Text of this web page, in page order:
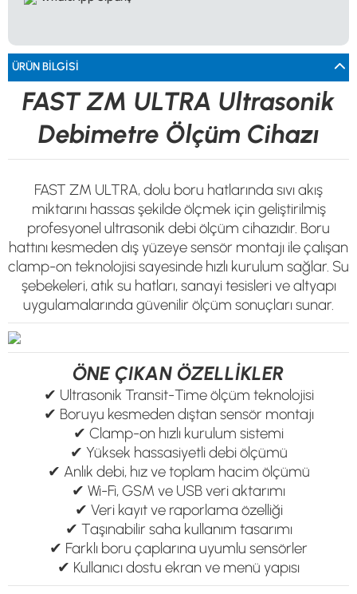
0533 061 73 68 0533 206 6086
Dedektör Dünyası, lider dünya markası dedektörlerin
Türkiye distribitörü olan Tevafuk Elektronik LTD. ŞTİ. resmi satış kanalıdır.
ÜRÜN BILGISI
FAST ZM ULTRA Ultrasonik
Debimetre Ölçüm Cihazı
FAST ZM ULTRA, dolu boru hatlarında sıvı akış
miktarını hassas şekilde ölçmek için geliştirilmiş
profesyonel ultrasonik debi ölçüm cihazıdır. Boru
hattını kesmeden dış yüzeye sensör montajı ile çalışan
clamp-on teknolojisi sayesinde hızlı kurulum sağlar. Su
şebekeleri, atık su hatları, sanayi tesisleri ve altyapı
uygulamalarında güvenilir ölçüm sonuçları sunar.
ÖNE ÇIKAN ÖZELLİKLER
✔ Ultrasonik Transit-Time ölçüm teknolojisi
✔ Boruyu kesmeden dıştan sensör montajı
✔ Clamp-on hızlı kurulum sistemi
✔ Yüksek hassasiyetli debi ölçümü
✔ Anlık debi, hız ve toplam hacim ölçümü
✔ Wi-Fi, GSM ve USB veri aktarımı
✔ Veri kayıt ve raporlama özelliği
✔ Taşınabilir saha kullanım tasarımı
✔ Farklı boru çaplarına uyumlu sensörler
✔ Kullanıcı dostu ekran ve menü yapısı